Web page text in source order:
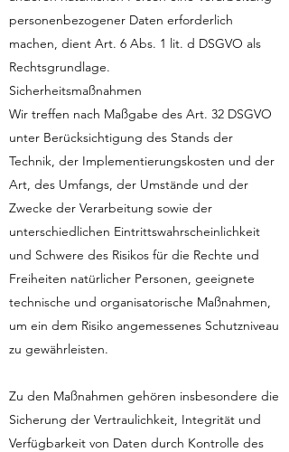
personenbezogener Daten erforderlich
machen, dient Art. 6 Abs. 1 lit. d DSGVO als
Rechtsgrundlage.
Sicherheitsmaßnahmen
Wir treffen nach Maßgabe des Art. 32 DSGVO
unter Berücksichtigung des Stands der
Technik, der Implementierungskosten und der
Art, des Umfangs, der Umstände und der
Zwecke der Verarbeitung sowie der
unterschiedlichen Eintrittswahrscheinlichkeit
und Schwere des Risikos für die Rechte und
Freiheiten natürlicher Personen, geeignete
technische und organisatorische Maßnahmen,
um ein dem Risiko angemessenes Schutzniveau
zu gewährleisten.
Zu den Maßnahmen gehören insbesondere die
Sicherung der Vertraulichkeit, Integrität und
Verfügbarkeit von Daten durch Kontrolle des